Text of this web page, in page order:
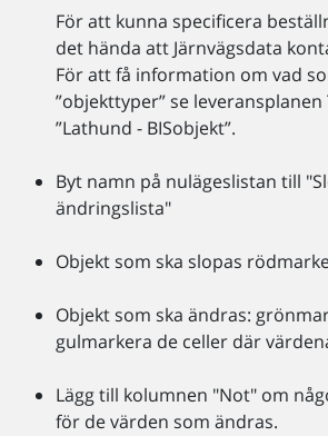
För att kunna specificera
det hända att Järnvägsdata
För att få information om vad
”objekttyper” se leveransplanen
”Lathund - BISobjekt”.
Byt namn på nulägeslistan till
ändringslista"
Objekt som ska slopas
Objekt som ska ändras:
gulmarkera de celler där
Lägg till kolumnen "Not" om
för de värden som ändras.